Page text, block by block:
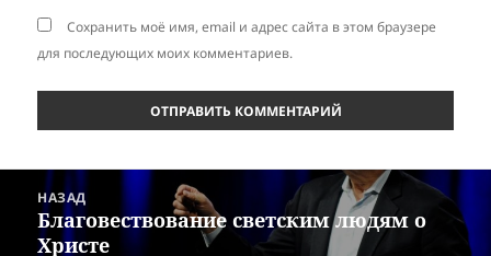
Сохранить моё имя, email и адрес сайта в этом браузере
для последующих моих комментариев.
записям
НАЗАД
Предыдущая
запись:
Благовествование светским людям о
Христе